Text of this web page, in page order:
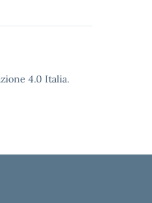
4.0 Italia.